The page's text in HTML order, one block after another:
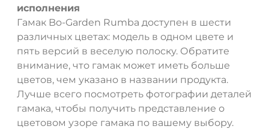
исполнения
Гамак Bo-Garden Rumba доступен в шести
различных цветах: модель в одном цвете и
пять версий в веселую полоску. Обратите
внимание, что гамак может иметь больше
цветов, чем указано в названии продукта.
Лучше всего посмотреть фотографии деталей
гамака, чтобы получить представление о
цветовом узоре гамака по вашему выбору.